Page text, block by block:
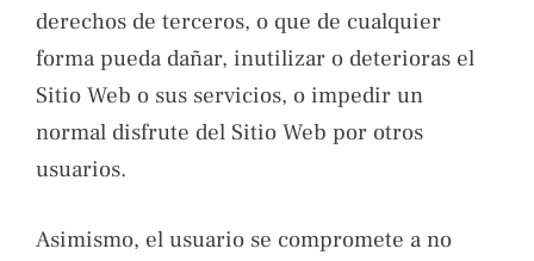
derechos de terceros, o que de cualquier
forma pueda dañar, inutilizar o deterioras el
Sitio Web o sus servicios, o impedir un
normal disfrute del Sitio Web por otros
usuarios.
Asimismo, el usuario se compromete a no